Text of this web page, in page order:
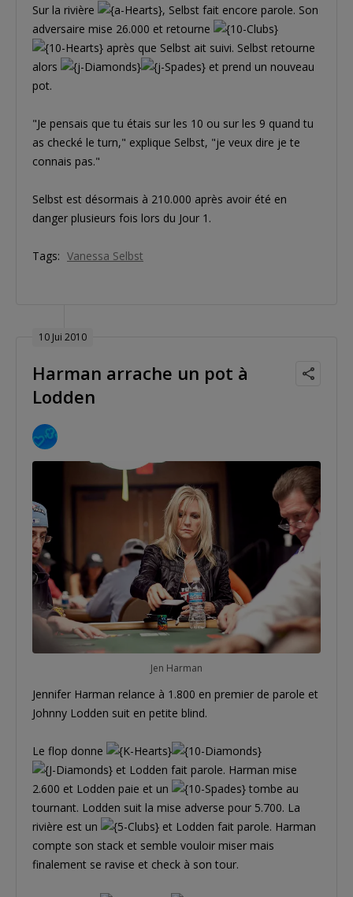
Sur la rivière
, Selbst fait encore parole. Son
adversaire mise 26.000 et retourne
après que Selbst ait suivi. Selbst retourne
alors
et prend un nouveau
pot.
"Je pensais que tu étais sur les 10 ou sur les 9 quand tu
as checké le turn," explique Selbst, "je veux dire je te
connais pas."
Selbst est désormais à 210.000 après avoir été en
danger plusieurs fois lors du Jour 1.
Tags: Vanessa Selbst
10 Jui 2010
Harman arrache un pot à
Lodden
Jen Harman
Jennifer Harman relance à 1.800 en premier de parole et
Johnny Lodden suit en petite blind.
Le flop donne
et Lodden fait parole. Harman mise
2.600 et Lodden paie et un
tombe au
tournant. Lodden suit la mise adverse pour 5.700. La
rivière est un
et Lodden fait parole. Harman
compte son stack et semble vouloir miser mais
finalement se ravise et check à son tour.